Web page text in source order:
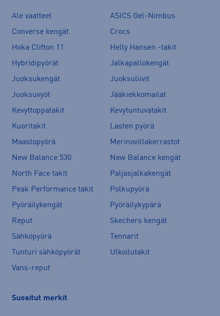
Ale vaatteet
ASICS Gel-Nimbus
Converse kengät
Crocs
Hoka Clifton 11
Helly Hansen -takit
Hybridipyörät
Jalkapallokengät
Juoksukengät
Juoksuliivit
Juoksuvyöt
Jääkiekkomailat
Kevyttoppatakit
Kevytuntuvatakit
Kuoritakit
Lasten pyörä
Maastopyörä
Merinovillakerrastot
New Balance 530
New Balance kengät
North Face takit
Paljasjalkakengät
Peak Performance takit
Polkupyörä
Pyöräilykengät
Pyöräilykypärä
Reput
Skechers kengät
Sähköpyörä
Tennarit
Tunturi sähköpyörät
Ulkoilutakit
Vans-reput
Suositut merkit